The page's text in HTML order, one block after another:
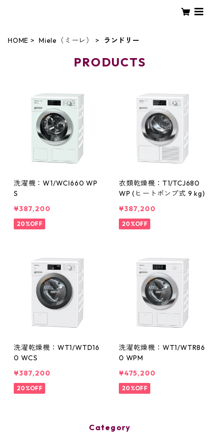
HOME Miele（ミーレ） ランドリー
PRODUCTS
洗濯機：W1/WCI660 WP
S
¥387,200
20%OFF
衣類乾燥機：T1/TCJ680
WP (ヒートポンプ式 9 kg)
¥387,200
20%OFF
洗濯乾燥機：WT1/WTD16
0 WCS
¥387,200
20%OFF
洗濯乾燥機：WT1/WTR86
0 WPM
¥475,200
20%OFF
Category